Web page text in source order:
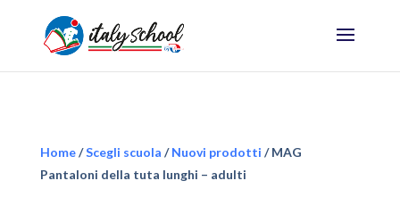
Home/Scegli scuola /Nuovi prodotti / MAG
Pantaloni della tuta lunghi – adulti